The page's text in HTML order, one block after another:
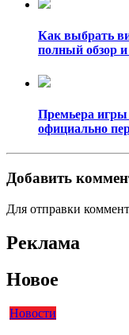
Как выбрать
полный обзор и
Премьера игры
официально
Добавить
Для отправки
Реклама
Новое
Новости